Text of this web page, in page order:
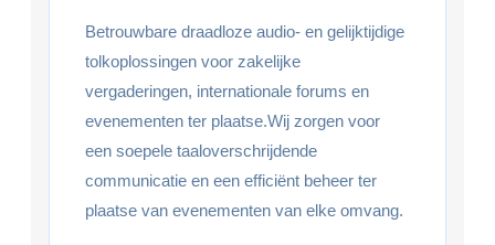
Betrouwbare draadloze audio- en gelijktijdige
tolkoplossingen voor zakelijke
vergaderingen, internationale forums en
evenementen ter plaatse.Wij zorgen voor
een soepele taaloverschrijdende
communicatie en een efficiënt beheer ter
plaatse van evenementen van elke omvang.